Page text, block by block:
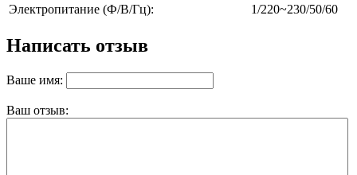
Электропитание (Ф/В/Гц):
1/220~230/50/60
Написать отзыв
Ваше имя:
Ваш отзыв: